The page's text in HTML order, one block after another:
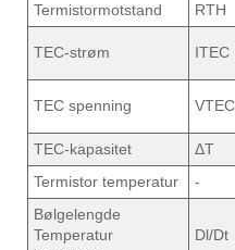
Termistormotstand RTH
TEC-strøm ITEC
TEC spenning VTEC
TEC-kapasitet ΔT
Termistor temperatur
-
Bølgelengde
Temperatur
Dl/Dt